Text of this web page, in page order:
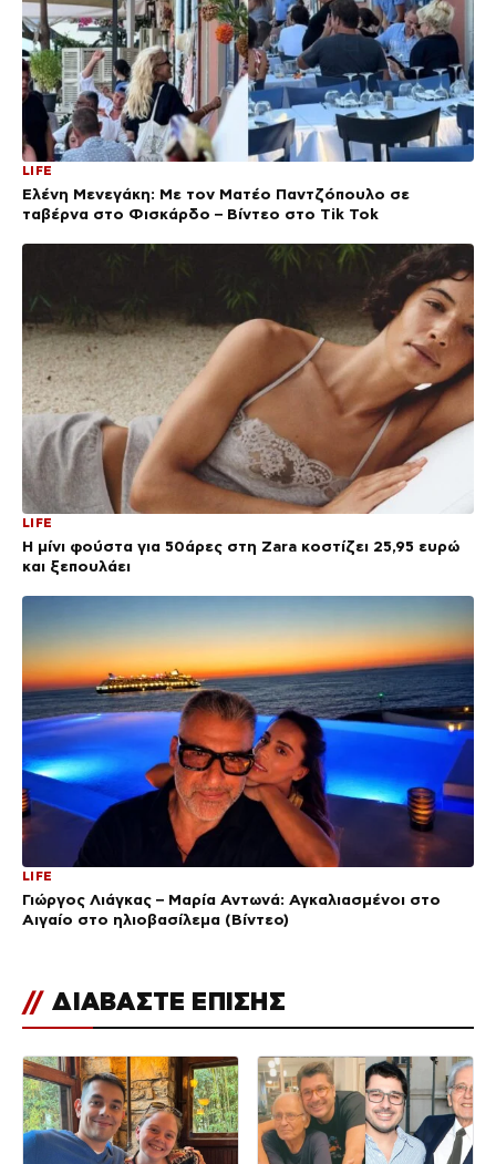
LIFE
Ελένη Μενεγάκη: Με τον Ματέο Παντζόπουλο σε
ταβέρνα στο Φισκάρδο – Βίντεο στο Tik Tok
LIFE
Η μίνι φούστα για 50άρες στη Zara κοστίζει 25,95 ευρώ
και ξεπουλάει
LIFE
Γιώργος Λιάγκας – Μαρία Αντωνά: Αγκαλιασμένοι στο
Αιγαίο στο ηλιοβασίλεμα (Βίντεο)
// ΔΙΑΒΑΣΤΕ ΕΠΙΣΗΣ